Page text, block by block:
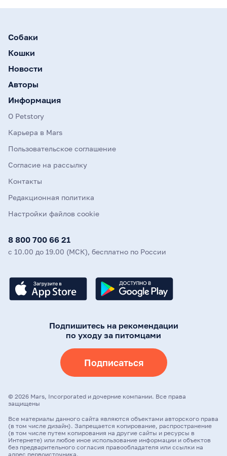
Собаки
Кошки
Новости
Авторы
Информация
О Petstory
Карьера в Mars
Пользовательское соглашение
Согласие на рассылку
Контакты
Редакционная политика
Настройки файлов cookie
8 800 700 66 21
с 10.00 до 19.00 (МСК), бесплатно по России
Подпишитесь на рекомендации
по уходу за питомцами
Подписаться
© 2026 Mars, Incorporated и дочерние компании. Все права
защищены
Все материалы данного сайта являются объектами авторского права
(в том числе дизайн). Запрещается копирование, распространение
(в том числе путем копирования на другие сайты и ресурсы в
Интернете) или любое иное использование информации и объектов
без предварительного согласия правообладателя или ссылки на
адрес первоисточника.